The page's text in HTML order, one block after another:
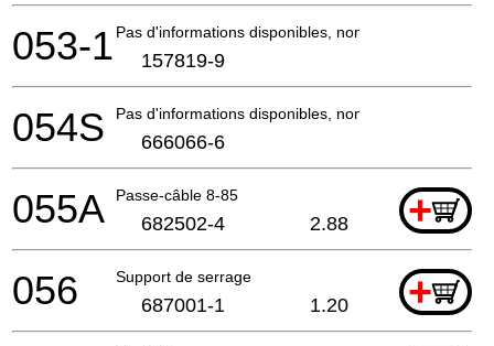
Pas d'informations disponibles, non commandable
053-1 157819-9
Pas d'informations disponibles, non commandable
054S 666066-6
Passe-câble 8-85 +
055A 682502-4 2.88
Support de serrage +
056 687001-1 1.20